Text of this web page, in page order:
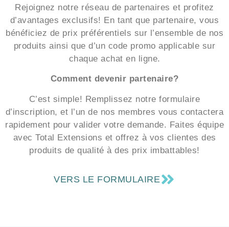
Rejoignez notre réseau de partenaires et profitez
d’avantages exclusifs! En tant que partenaire, vous
bénéficiez de prix préférentiels sur l’ensemble de nos
produits ainsi que d’un code promo applicable sur
chaque achat en ligne.
Comment devenir partenaire?
C’est simple! Remplissez notre formulaire
d’inscription, et l’un de nos membres vous contactera
rapidement pour valider votre demande. Faites équipe
avec Total Extensions et offrez à vos clientes des
produits de qualité à des prix imbattables!
VERS LE FORMULAIRE